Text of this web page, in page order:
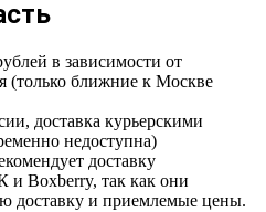
в зависимости от
(только ближние к Москве
доставка курьерскими
недоступна)
доставку
Boxberry, так как они
доставку и приемлемые цены.